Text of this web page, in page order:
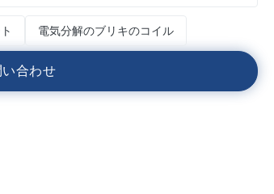
電気分解のブリキのコイル
い合わせ